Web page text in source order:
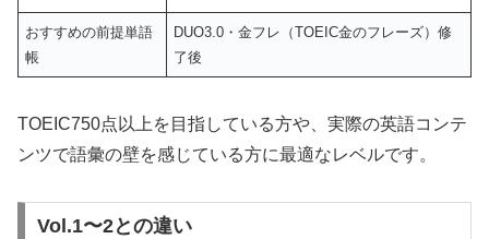
おすすめの前提単語
帳
DUO3.0・金フレ（TOEIC金のフレーズ）修
了後
TOEIC750点以上を目指している方や、実際の英語コンテ
ンツで語彙の壁を感じている方に最適なレベルです。
Vol.1〜2との違い